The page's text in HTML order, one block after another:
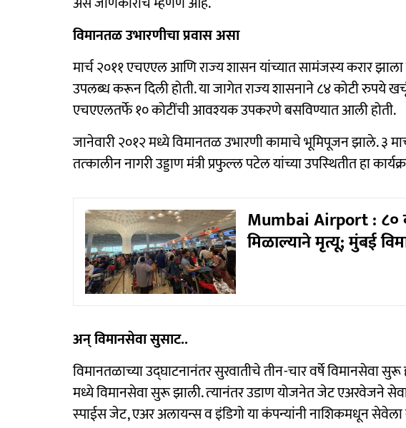
विमानतळ उभारणीचा प्रवास असा
मार्च २०११ एचएएल आणि राज्‍य शासन यांच्‍यात सामंजस्‍य करार झाला
उपलब्‍ध करून दिली होती. या जागेत राज्‍य शासनाने ८४ कोटी रुपये
एचएएलतर्फे १० कोटींची आवश्‍यक उपकरणे बसविण्यात आली होती.
जानेवारी २०१२ मध्ये विमानतळ उभारणी कामाचे भूमिपूजन झाले. ३
तत्‍कालीन नागरी उड्डाण मंत्री प्रफुल्‍ल पटेल यांच्‍या उपस्‍थितीत हा
Mumbai Airport : ८०
मिळाल्याने मृत्यू; मुंबई
अन्‌ विमानसेवा सुसाट..
विमानतळाच्‍या उद्‌घाटनानंतर सुरवातीचे तीन-चार वर्षे विमानसेवा
मध्ये विमानसेवा सुरू झाली. त्‍यानंतर उडाण योजनेत जेट एअरवेजने
स्‍पाईस जेट, एअर अलायन्‍स व इंडिगो या कंपन्यांनी नाशिकमधून